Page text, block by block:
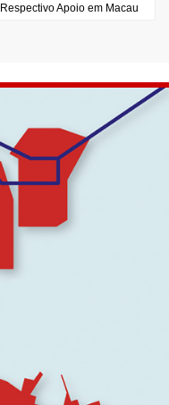
Respectivo Apoio em Macau